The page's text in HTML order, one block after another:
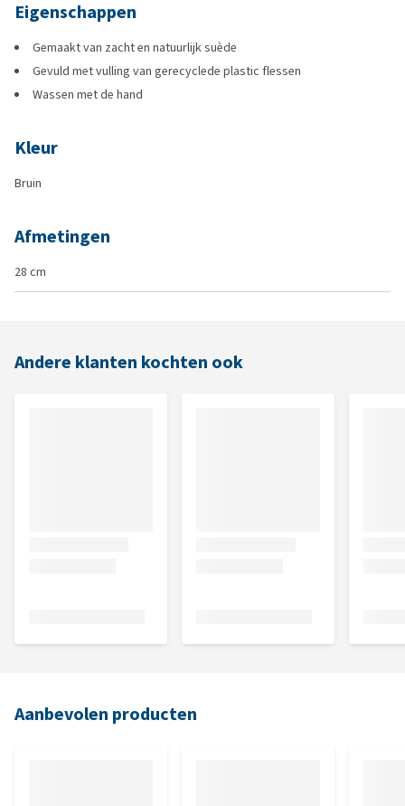
Eigenschappen
Gemaakt van zacht en natuurlijk suède
Gevuld met vulling van gerecyclede plastic flessen
Wassen met de hand
Kleur
Bruin
Afmetingen
28 cm
Andere klanten kochten ook
Aanbevolen producten